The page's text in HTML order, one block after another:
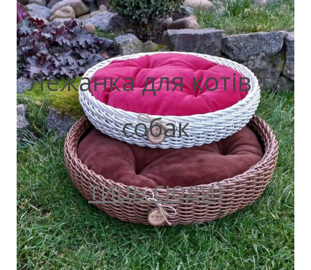
Лежанка для котів та
собак
тиць сюди)